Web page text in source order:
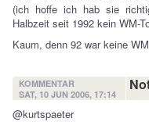
(ich hoffe ich hab sie
Halbzeit seit 1992 kein WM-
Kaum, denn 92 war keine
KOMMENTAR
SAT, 10 JUN 2006, 17:14
@kurtspaeter